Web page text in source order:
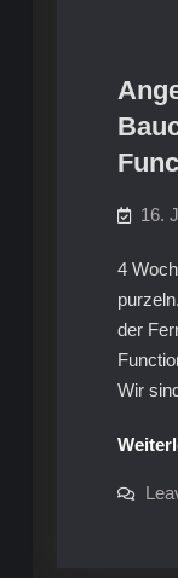
16.
4
der
Wir